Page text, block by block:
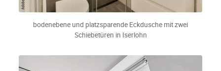
bodenebene und platzsparende Eckdusche mit zwei
Schiebetüren in Iserlohn